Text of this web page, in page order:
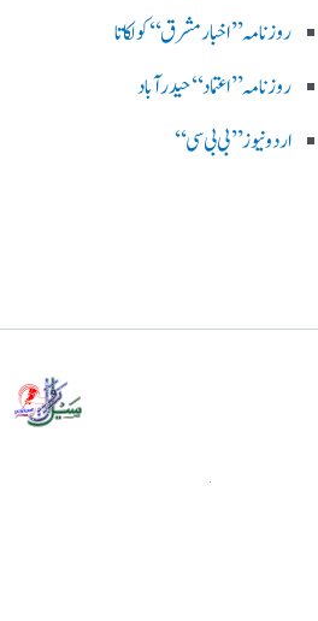
روزنامہ ’’اخبارمشرق‘‘ کولکاتا
روزنامہ ’’اعتماد‘‘ حیدرآباد
اردو نیوز ’’بی بی سی‘‘